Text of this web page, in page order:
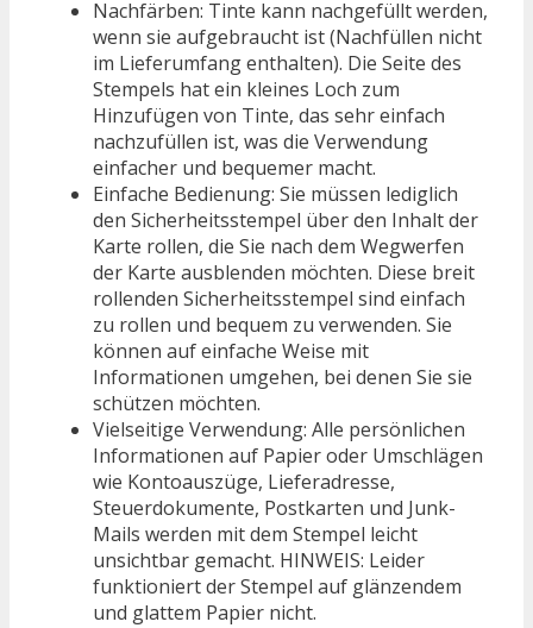
Nachfärben: Tinte kann nachgefüllt werden,
wenn sie aufgebraucht ist (Nachfüllen nicht
im Lieferumfang enthalten). Die Seite des
Stempels hat ein kleines Loch zum
Hinzufügen von Tinte, das sehr einfach
nachzufüllen ist, was die Verwendung
einfacher und bequemer macht.
Einfache Bedienung: Sie müssen lediglich
den Sicherheitsstempel über den Inhalt der
Karte rollen, die Sie nach dem Wegwerfen
der Karte ausblenden möchten. Diese breit
rollenden Sicherheitsstempel sind einfach
zu rollen und bequem zu verwenden. Sie
können auf einfache Weise mit
Informationen umgehen, bei denen Sie sie
schützen möchten.
Vielseitige Verwendung: Alle persönlichen
Informationen auf Papier oder Umschlägen
wie Kontoauszüge, Lieferadresse,
Steuerdokumente, Postkarten und Junk-
Mails werden mit dem Stempel leicht
unsichtbar gemacht. HINWEIS: Leider
funktioniert der Stempel auf glänzendem
und glattem Papier nicht.